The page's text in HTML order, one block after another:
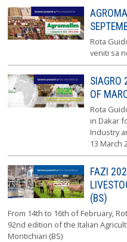
Rota
veniti sa
SIAGRO
OF
Rota
in Dakar
Industry
13 March
FAZI
(BS)
From 14th to 16th of February,
92nd edition of the Italian
Montichiari (BS)